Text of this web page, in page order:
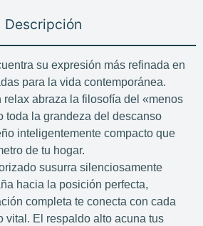
Descripción
su expresión más refinada en
para la vida contemporánea.
relax abraza la filosofía del «menos
toda la grandeza del descanso
inteligentemente compacto que
de tu hogar.
susurra silenciosamente
hacia la posición perfecta,
completa te conecta con cada
vital. El respaldo alto acuna tus